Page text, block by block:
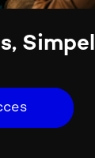
Simpel